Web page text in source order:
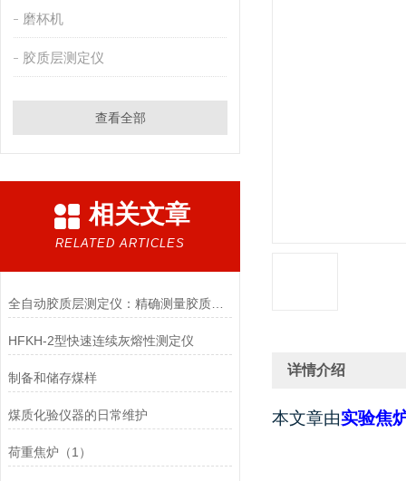
磨杯机
胶质层测定仪
查看全部
相关文章
RELATED ARTICLES
全自动胶质层测定仪：精确测量胶质层厚度的利器
HFKH-2型快速连续灰熔性测定仪
制备和储存煤样
煤质化验仪器的日常维护
荷重焦炉（1）
详情介绍
本文章由实验焦